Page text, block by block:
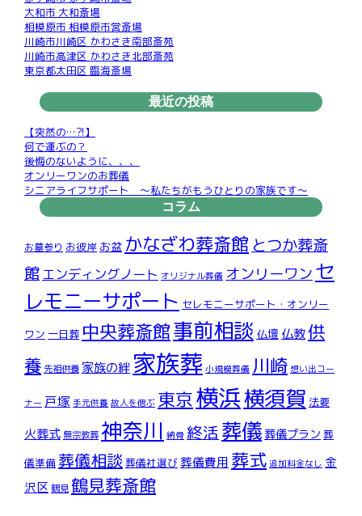
大和市 大和斎場
相模原市 相模原市営斎場
川崎市川崎区 かわさき南部斎苑
川崎市高津区 かわさき北部斎苑
東京都太田区 臨海斎場
最近の投稿
【突然の…?!】
何で運ぶの？
後悔のないように、、、
オンリーワンのお葬儀
シニアライフサポート ～私たちがもうひとりの家族です～
コラム
お墓参り お彼岸 お盆 かなざわ葬斎館 とつか葬斎
館 エンディングノート オリジナル葬儀 オンリーワン セ
レモニーサポート セレモニーサポート・オンリー
ワン 一日葬 中央葬斎館事前相談 仏壇 仏教供
養 先祖供養 家族の絆 家族葬 小規模葬儀 川崎 想い出コー
ナー 戸塚 手元供養 故人を偲ぶ 東京横浜横須賀 法要
火葬式無宗教葬 神奈川 納骨 終活葬儀 葬儀プラン 葬
儀準備 葬儀相談 葬儀社選び 葬儀費用 葬式 追加料金なし 金
沢区 鶴見 鶴見葬斎館